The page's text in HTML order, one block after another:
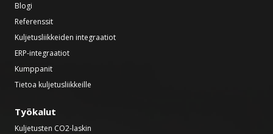
Blogi
Referenssit
Kuljetusliikkeiden integraatiot
ERP-integraatiot
Kumppanit
Tietoa kuljetusliikkeille
Työkalut
Kuljetusten CO2-laskin